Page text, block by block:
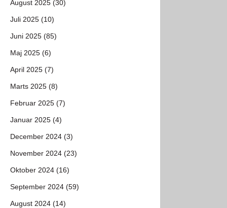
August 2025 (30)
Juli 2025 (10)
Juni 2025 (85)
Maj 2025 (6)
April 2025 (7)
Marts 2025 (8)
Februar 2025 (7)
Januar 2025 (4)
December 2024 (3)
November 2024 (23)
Oktober 2024 (16)
September 2024 (59)
August 2024 (14)